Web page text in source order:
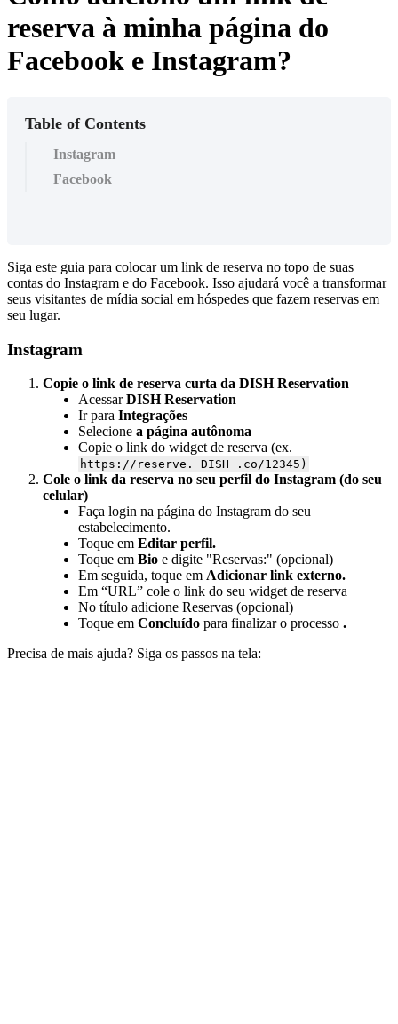
reserva à minha página do
Facebook e Instagram?
Table of Contents
Instagram
Facebook
Siga este guia para colocar um link de reserva no topo de suas
contas do Instagram e do Facebook. Isso ajudará você a transformar
seus visitantes de mídia social em hóspedes que fazem reservas em
seu lugar.
Instagram
Copie o link de reserva curta da DISH Reservation
AcessarDISH Reservation
Ir para Integrações
Selecione a página autônoma
Copie o link do widget de reserva (ex.
https://reserve. DISH .co/12345)
Cole o link da reserva no seu perfil do Instagram (do seu
celular)
Faça login na página do Instagram do seu
estabelecimento.
Toque em Editar perfil.
Toque em Bio e digite "Reservas:" (opcional)
Em seguida, toque em Adicionar link externo.
Em “URL” cole o link do seu widget de reserva
No título adicione Reservas (opcional)
Toque em Concluído para finalizar o processo .
Precisa de mais ajuda? Siga os passos na tela: